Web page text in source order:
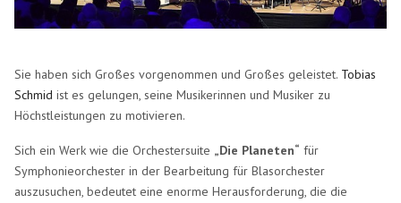
Sie haben sich Großes vorgenommen und Großes geleistet. Tobias
Schmidist es gelungen, seine Musikerinnen und Musiker zu
Höchstleistungen zu motivieren.
Sich ein Werk wie die Orchestersuite „Die Planeten“ für
Symphonieorchester in der Bearbeitung für Blasorchester
auszusuchen, bedeutet eine enorme Herausforderung, die die